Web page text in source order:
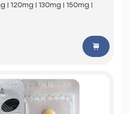
| 120mg | 130mg | 150mg |